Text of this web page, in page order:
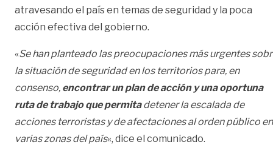
atravesando el país en temas de seguridad y la poca
acción efectiva del gobierno.
«Se han planteado las preocupaciones más urgentes
la situación de seguridad en los territorios para, en
consenso, encontrar un plan de acción y una oportuna
ruta de trabajo que permitadetener la escalada de
acciones terroristas y de afectaciones al orden público en
varias zonas del país«, dice el comunicado.